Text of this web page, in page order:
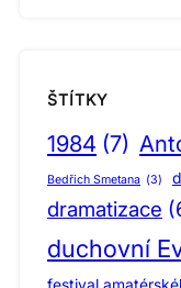
ŠTÍTKY
1984 (7)
Bedřich Smetana (3)
dramatizace
duchovní